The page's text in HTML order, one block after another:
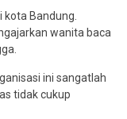
Bandung.
wanita baca
ini sangatlah
tidak cukup